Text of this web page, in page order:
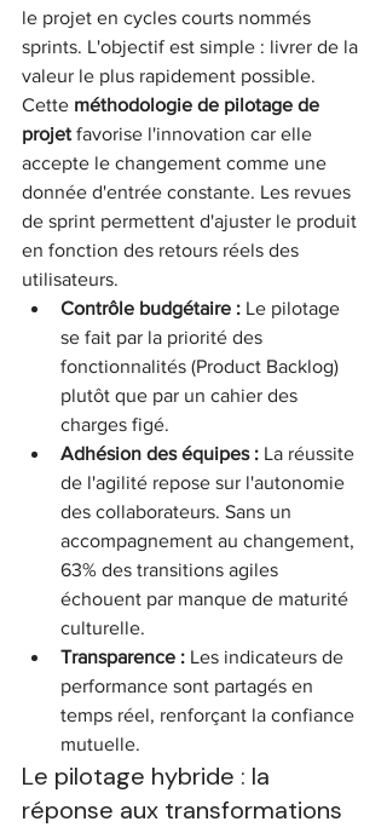
le projet en cycles courts nommés
sprints. L'objectif est simple : livrer de la
valeur le plus rapidement possible.
Cette méthodologie de pilotage de
projet favorise l'innovation car elle
accepte le changement comme une
donnée d'entrée constante. Les revues
de sprint permettent d'ajuster le produit
en fonction des retours réels des
utilisateurs.
Contrôle budgétaire : Le pilotage
se fait par la priorité des
fonctionnalités (Product Backlog)
plutôt que par un cahier des
charges figé.
Adhésion des équipes : La réussite
de l'agilité repose sur l'autonomie
des collaborateurs. Sans un
accompagnement au changement,
63% des transitions agiles
échouent par manque de maturité
culturelle.
Transparence : Les indicateurs de
performance sont partagés en
temps réel, renforçant la confiance
mutuelle.
Le pilotage hybride : la
réponse aux transformations